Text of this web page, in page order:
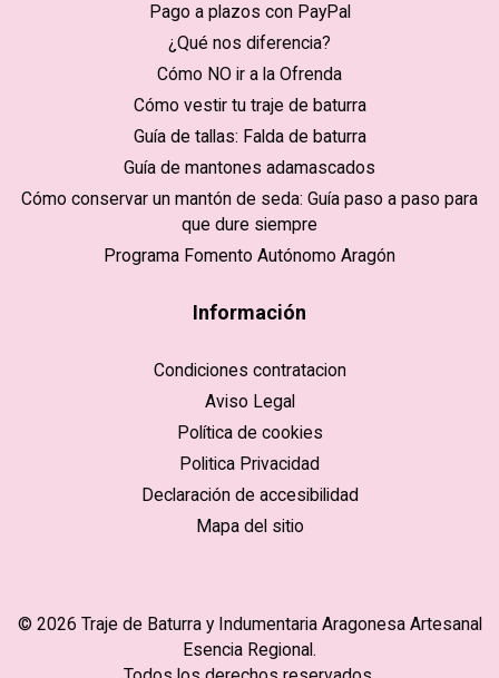
Pago a plazos con PayPal
¿Qué nos diferencia?
Cómo NO ir a la Ofrenda
Cómo vestir tu traje de baturra
Guía de tallas: Falda de baturra
Guía de mantones adamascados
Cómo conservar un mantón de seda: Guía paso a paso para
que dure siempre
Programa Fomento Autónomo Aragón
Información
Condiciones contratacion
Aviso Legal
Política de cookies
Politica Privacidad
Declaración de accesibilidad
Mapa del sitio
© 2026 Traje de Baturra y Indumentaria Aragonesa Artesanal
Esencia Regional.